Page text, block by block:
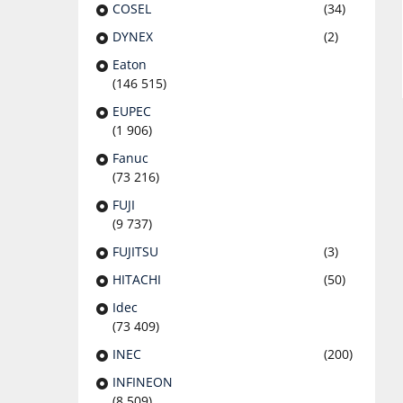
COSEL
(34)
DYNEX
(2)
Eaton
(146 515)
EUPEC
(1 906)
Fanuc
(73 216)
FUJI
(9 737)
FUJITSU
(3)
HITACHI
(50)
Idec
(73 409)
INEC
(200)
INFINEON